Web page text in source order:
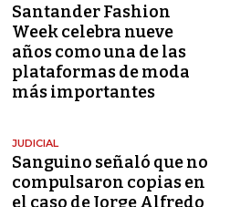
Santander Fashion
Week celebra nueve
años como una de las
plataformas de moda
más importantes
JUDICIAL
Sanguino señaló que no
compulsaron copias en
el caso de Jorge Alfredo